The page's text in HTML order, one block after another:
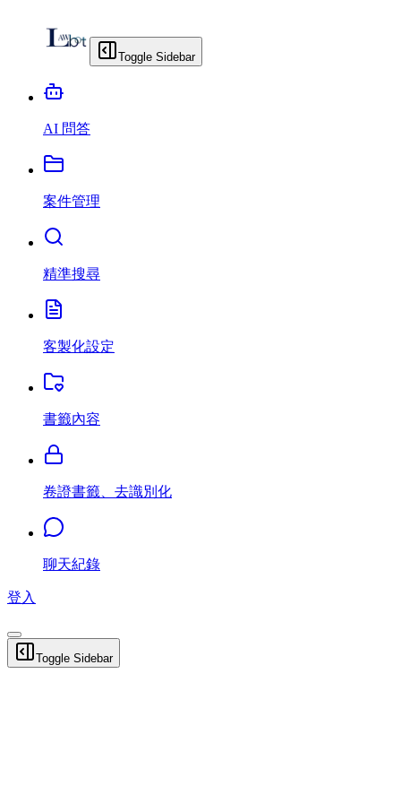
Toggle Sidebar
AI 問答
案件管理
精準搜尋
客製化設定
書籤內容
卷證書籤、去識別化
聊天紀錄
登入
Toggle Sidebar